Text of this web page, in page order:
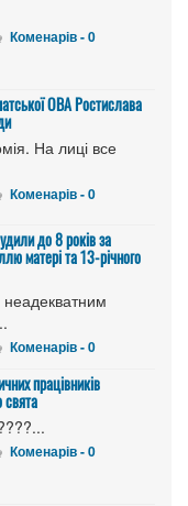
Коменарів - 0
ОВА Ростислава
На лиці все
Коменарів - 0
до 8 років за
матері та 13-річного
неадекватним
Коменарів - 0
працівників
свята
Коменарів - 0